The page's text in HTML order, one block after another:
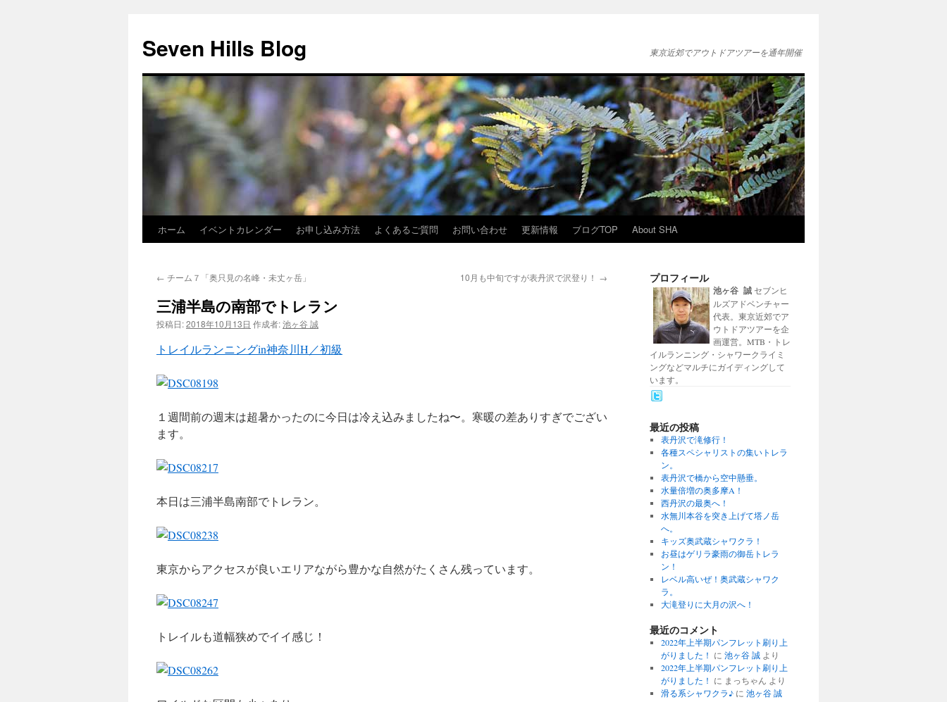
Seven Hills Blog 東京近郊でアウトドアツアーを通年開催
ン
ス
プ
ホーム イベントカレンダー お申し込み方法 よくあるご質問 お問い合わせ 更新情報 ブログTOP About SHA
← チーム７「奥只見の名峰・未丈ヶ岳」 10月も中旬ですが表丹沢で沢登り！ →
三浦半島の南部でトレラン
投稿日:2018年10月13日 作成者:池ヶ谷 誠
トレイルランニングin神奈川H／初級
１週間前の週末は超暑かったのに今日は冷え込みましたね〜。寒暖の差ありすぎでござい
ます。
本日は三浦半島南部でトレラン。
東京からアクセスが良いエリアながら豊かな自然がたくさん残っています。
トレイルも道幅狭めでイイ感じ！
プロフィール
池ヶ谷 誠 セブンヒ
ルズアドベンチャー
代表。東京近郊でア
ウトドアツアーを企
画運営。MTB・トレ
イルランニング・シャワークライミ
ングなどマルチにガイディングして
います。
最近の投稿
表丹沢で滝修行！
各種スペシャリストの集いトレラ
ン。
表丹沢で橋から空中懸垂。
水量倍増の奥多摩A！
西丹沢の最奥へ！
水無川本谷を突き上げて塔ノ岳
へ。
キッズ奥武蔵シャワクラ！
お昼はゲリラ豪雨の御岳トレラ
ン！
レベル高いぜ！奥武蔵シャワク
ラ。
大滝登りに大月の沢へ！
最近のコメント
2022年上半期パンフレット刷り上
がりました！ に 池ヶ谷 誠より
2022年上半期パンフレット刷り上
がりました！ に まっちゃん より
滑る系シャワクラ♪に 池ヶ谷 誠